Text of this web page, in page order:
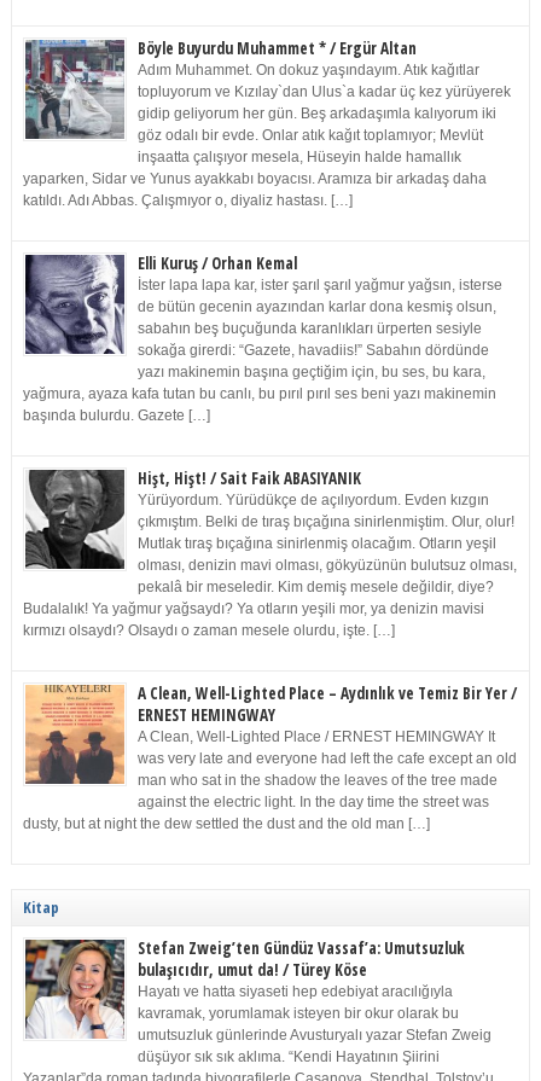
Böyle Buyurdu Muhammet * / Ergür Altan
Adım Muhammet. On dokuz yaşındayım. Atık kağıtlar
topluyorum ve Kızılay`dan Ulus`a kadar üç kez yürüyerek
gidip geliyorum her gün. Beş arkadaşımla kalıyorum iki
göz odalı bir evde. Onlar atık kağıt toplamıyor; Mevlüt
inşaatta çalışıyor mesela, Hüseyin halde hamallık
yaparken, Sidar ve Yunus ayakkabı boyacısı. Aramıza bir arkadaş daha
katıldı. Adı Abbas. Çalışmıyor o, diyaliz hastası. […]
Elli Kuruş / Orhan Kemal
İster lapa lapa kar, ister şarıl şarıl yağmur yağsın, isterse
de bütün gecenin ayazından karlar dona kesmiş olsun,
sabahın beş buçuğunda karanlıkları ürperten sesiyle
sokağa girerdi: “Gazete, havadiis!” Sabahın dördünde
yazı makinemin başına geçtiğim için, bu ses, bu kara,
yağmura, ayaza kafa tutan bu canlı, bu pırıl pırıl ses beni yazı makinemin
başında bulurdu. Gazete […]
Hişt, Hişt! / Sait Faik ABASIYANIK
Yürüyordum. Yürüdükçe de açılıyordum. Evden kızgın
çıkmıştım. Belki de tıraş bıçağına sinirlenmiştim. Olur, olur!
Mutlak tıraş bıçağına sinirlenmiş olacağım. Otların yeşil
olması, denizin mavi olması, gökyüzünün bulutsuz olması,
pekalâ bir meseledir. Kim demiş mesele değildir, diye?
Budalalık! Ya yağmur yağsaydı? Ya otların yeşili mor, ya denizin mavisi
kırmızı olsaydı? Olsaydı o zaman mesele olurdu, işte. […]
A Clean, Well-Lighted Place – Aydınlık ve Temiz Bir Yer /
ERNEST HEMINGWAY
A Clean, Well-Lighted Place / ERNEST HEMINGWAY It
was very late and everyone had left the cafe except an old
man who sat in the shadow the leaves of the tree made
against the electric light. In the day time the street was
dusty, but at night the dew settled the dust and the old man […]
Kitap
Stefan Zweig’ten Gündüz Vassaf’a: Umutsuzluk
bulaşıcıdır, umut da! / Türey Köse
Hayatı ve hatta siyaseti hep edebiyat aracılığıyla
kavramak, yorumlamak isteyen bir okur olarak bu
umutsuzluk günlerinde Avusturyalı yazar Stefan Zweig
düşüyor sık sık aklıma. “Kendi Hayatının Şiirini